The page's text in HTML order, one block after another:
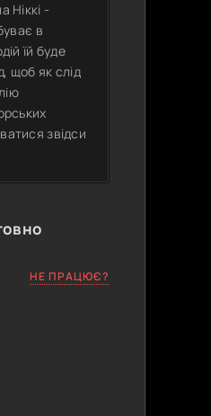
Ніккі -
в
їй буде
щоб як слід
звідси
НЕ ПРАЦЮЄ?